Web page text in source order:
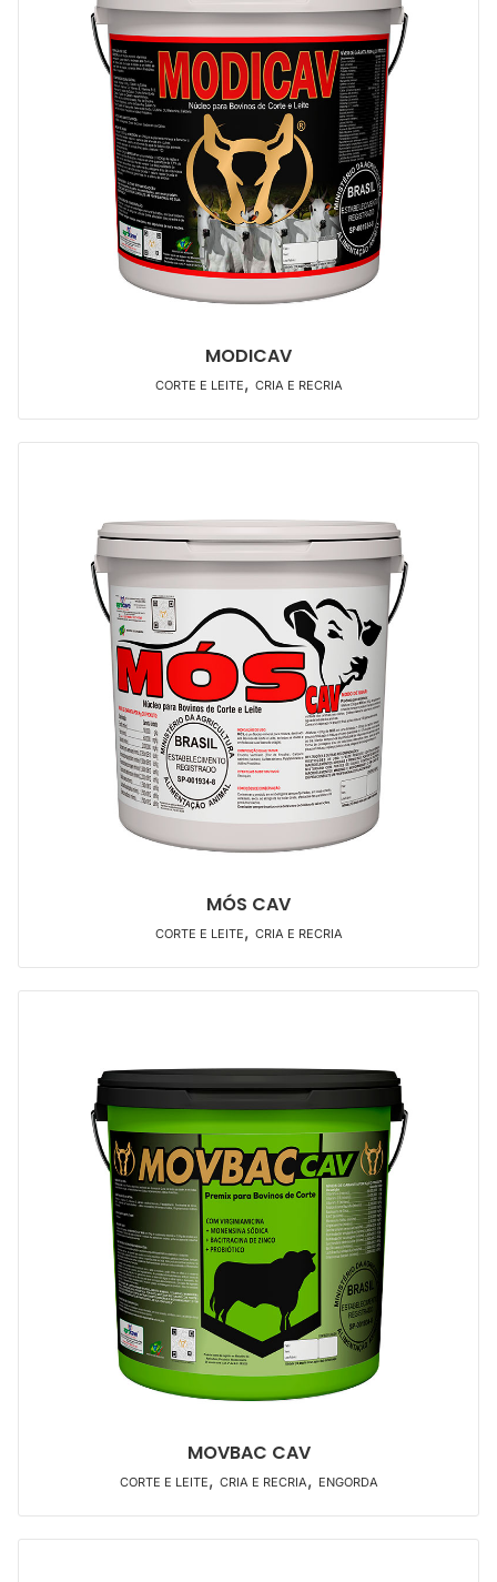
MODICAV
CORTE E LEITE, CRIA E RECRIA
MÓS CAV
CORTE E LEITE, CRIA E RECRIA
MOVBAC CAV
CORTE E LEITE, CRIA E RECRIA, ENGORDA